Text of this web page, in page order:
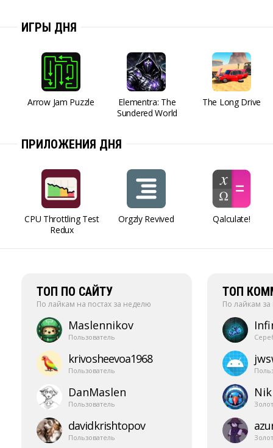
ИГРЫ ДНЯ
Arrow Jam Puzzle
Elementra: The
Sundered World
The Long Drive
ПРИЛОЖЕНИЯ ДНЯ
CPU Throttling Test
Redux
Orgzly Revived Qalculate!
ТОП ПО САЙТУ
По лайкам на постах за неделю
Maslennikov
Пользователь
krivosheevoa1968
Пользователь
DanMaslen
Пользователь
davidkrishtopov
Пользователь
ТОП
По лайкам